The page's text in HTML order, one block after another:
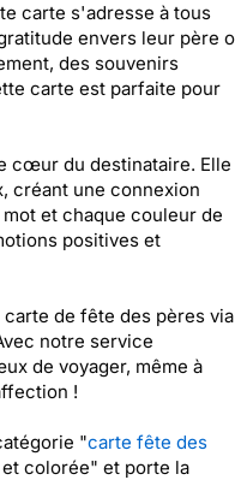
carte s'adresse à tous
envers leur père
des souvenirs
carte est parfaite pour
cœur du destinataire. Elle
créant une connexion
et chaque couleur de
positives et
de fête des pères via
notre service
de voyager, même à
!
"carte fête des
colorée" et porte la